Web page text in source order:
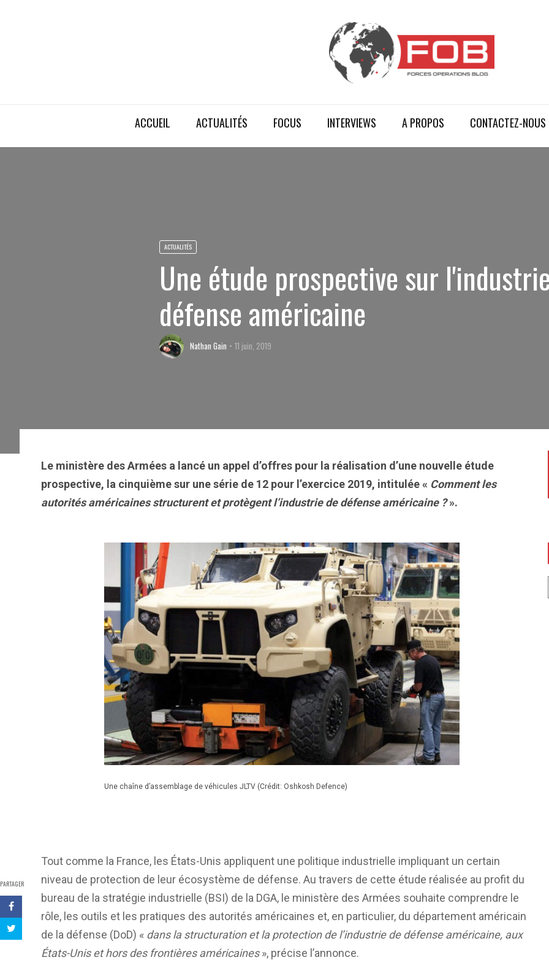
ACCUEIL ACTUALITÉS FOCUS INTERVIEWS A PROPOS CONTACTEZ-NOUS
ACTUALITÉS
Une étude prospective sur
défense américaine
Nathan Gain 11 juin, 2019
PARTAGER
Le ministère des Armées a lancé un appel d’offres pour la réalisation d’une nouvelle étude
prospective, la cinquième sur une série de 12 pour l’exercice 2019, intitulée « Comment les
autorités américaines structurent et protègent l’industrie de défense américaine ?».
Une chaîne d’assemblage de véhicules JLTV (Crédit: Oshkosh Defence)
Tout comme la France, les États-Unis appliquent une politique industrielle impliquant un certain
niveau de protection de leur écosystème de défense. Au travers de cette étude réalisée au profit du
bureau de la stratégie industrielle (BSI) de la DGA, le ministère des Armées souhaite comprendre le
rôle, les outils et les pratiques des autorités américaines et, en particulier, du département américain
de la défense (DoD) « dans la structuration et la protection de l’industrie de défense américaine, aux
États-Unis et hors des frontières américaines», précise l’annonce.